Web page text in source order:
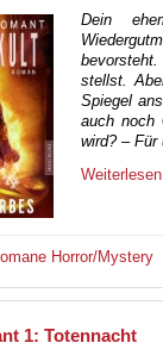
Dein
stellst.
Spiegel
auch noch
wird? – Für
Weiterlesen
Horror/Mystery
1: Totennacht